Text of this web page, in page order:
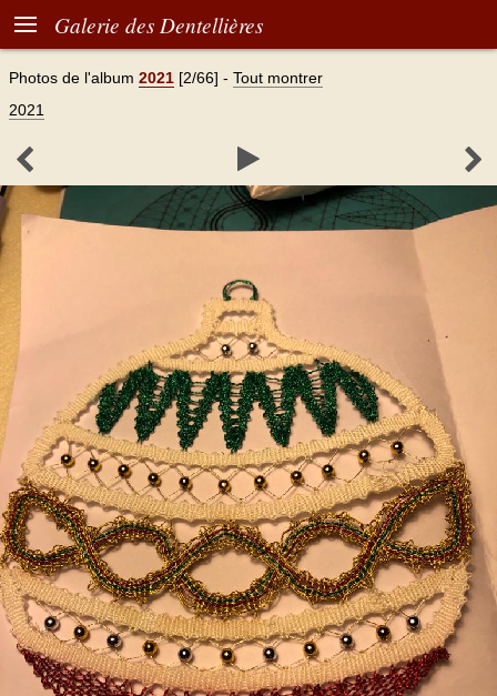
 Galerie des Dentellières
Photos de l'album 2021 [2/66] - Tout montrer
2021
  